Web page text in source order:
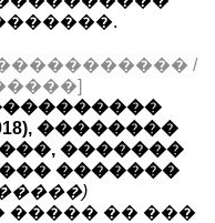
/
��������
�������
�������
����� �� ���